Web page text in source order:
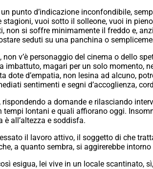
punto d’indicazione inconfondibile,
stagioni, vuoi sotto il solleone, vuoi in
non si soffre minimamente il freddo e,
seduti su una panchina o
non v’è personaggio del cinema o dello
imbattuto, magari per un solo momento,
dote d’empatia, non lesina ad alcuno,
sentimenti e segni d’accoglienza,
a domande e rilasciando
tempi lontani e quali affiorano oggi.
è all’altezza e soddisfa.
il lavoro attivo, il soggetto di che
a quanto sembra, si aggirerebbe
esigua, lei vive in un locale scantinato,